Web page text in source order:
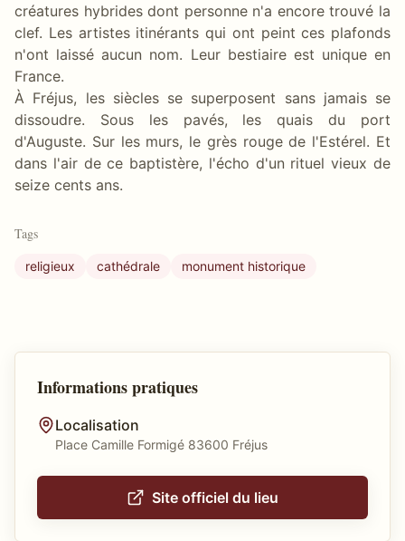
créatures hybrides dont personne n'a encore trouvé la
clef. Les artistes itinérants qui ont peint ces plafonds
n'ont laissé aucun nom. Leur bestiaire est unique en
France.
À Fréjus, les siècles se superposent sans jamais se
dissoudre. Sous les pavés, les quais du port
d'Auguste. Sur les murs, le grès rouge de l'Estérel. Et
dans l'air de ce baptistère, l'écho d'un rituel vieux de
seize cents ans.
Tags
religieux cathédrale monument historique
Informations pratiques
Localisation
Place Camille Formigé 83600 Fréjus
Site officiel du lieu